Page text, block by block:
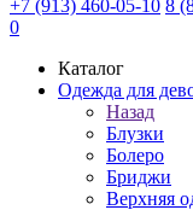
+7 (913) 460-05-10 8
0
Каталог
Одежда для
Назад
Блузки
Болеро
Бриджи
Верхняя